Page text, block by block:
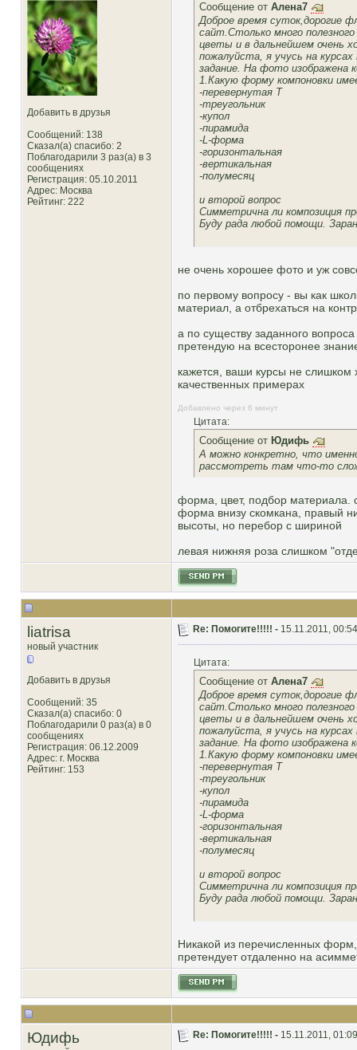
Добавить в друзья
Сообщений: 138
Сказал(а) спасибо: 2
Поблагодарили 3 раз(а) в 3
сообщениях
Регистрация: 05.10.2011
Адрес: Москва
Рейтинг: 222
Сообщение от Алена7
Доброе время суток,дорогие
сайт.Столько много
цветы и в дальнейшем очень
пожалуйста, я учусь на
задание. На фото изображена
1.Какую форму компоновки
-перевернутая Т
-треугольник
-купол
-пирамида
-L-форма
-горизонтальная
-вертикальная
-полумесяц
и второй вопрос
Симметрична ли композиция
Буду рада любой помощи.
не очень хорошее фото и уж
по первому вопросу - вы как
материал, а отбрехаться на
а по существу заданного
претендую на всесторонее
кажется, ваши курсы не
качественных примерах
Добавлено через 6 минут
Цитата:
Сообщение от Юдифь
А можно конкретно, что
рассмотреть там что-то
форма, цвет, подбор материала.
форма внизу скомкана, правый
высоты, но перебор с шириной
левая нижняя роза слишком
liatrisa
новый участник
Добавить в друзья
Сообщений: 35
Сказал(а) спасибо: 0
Поблагодарили 0 раз(а) в 0
сообщениях
Регистрация: 06.12.2009
Адрес: г. Москва
Рейтинг: 153
Re: Помогите!!!!! - 15.11.2011, 00:54
Цитата:
Сообщение от Алена7
Доброе время суток,дорогие
сайт.Столько много
цветы и в дальнейшем очень
пожалуйста, я учусь на
задание. На фото изображена
1.Какую форму компоновки
-перевернутая Т
-треугольник
-купол
-пирамида
-L-форма
-горизонтальная
-вертикальная
-полумесяц
и второй вопрос
Симметрична ли композиция
Буду рада любой помощи.
Никакой из перечисленных
претендует отдаленно на
Юдифь Re: Помогите!!!!! - 15.11.2011, 01:09